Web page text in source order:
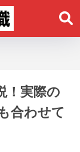
！実際の
合わせて